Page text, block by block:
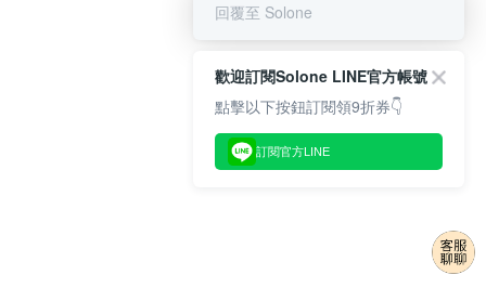
回覆至 Solone
歡迎訂閱Solone LINE官方帳號
點擊以下按鈕訂閱領9折券👇
訂閱官方LINE